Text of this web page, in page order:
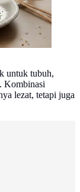
untuk tubuh,
Kombinasi
lezat, tetapi juga